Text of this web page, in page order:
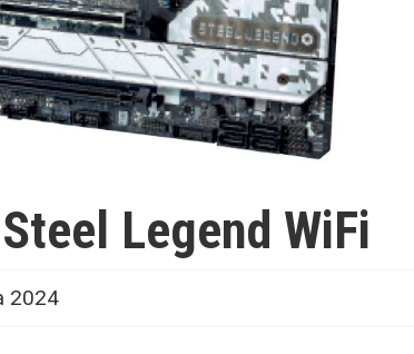
Legend WiFi
2024